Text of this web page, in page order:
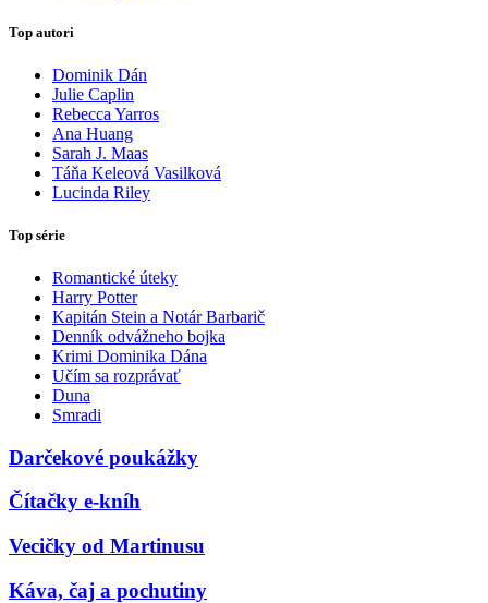
Top autori
Dominik Dán
Julie Caplin
Rebecca Yarros
Ana Huang
Sarah J. Maas
Táňa Keleová Vasilková
Lucinda Riley
Top série
Romantické úteky
Harry Potter
Kapitán Stein a Notár Barbarič
Denník odvážneho bojka
Krimi Dominika Dána
Učím sa rozprávať
Duna
Smradi
Darčekové poukážky
Čítačky e-kníh
Vecičky od Martinusu
Káva, čaj a pochutiny